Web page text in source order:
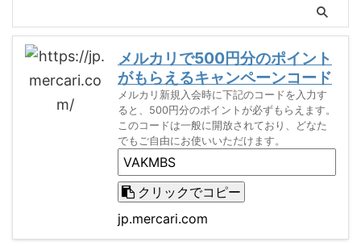
メルカリで500円分のポイント
がもらえるキャンペーンコード
メルカリ新規入会時に下記のコードを入力す
ると、500円分のポイントが必ずもらえます。
このコードは一般に開放されており、どなた
でもご自由にお使いいただけます。
クリックでコピー
jp.mercari.com